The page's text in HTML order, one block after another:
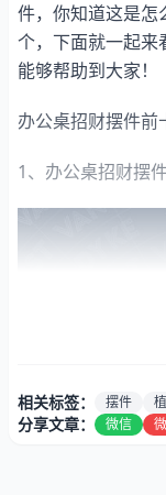
件，你知道这是怎
个，下面就一起来
能够帮助到大家！
办公桌招财摆件前
1、办公桌招财摆
相关标签： 摆件
分享文章： 微信